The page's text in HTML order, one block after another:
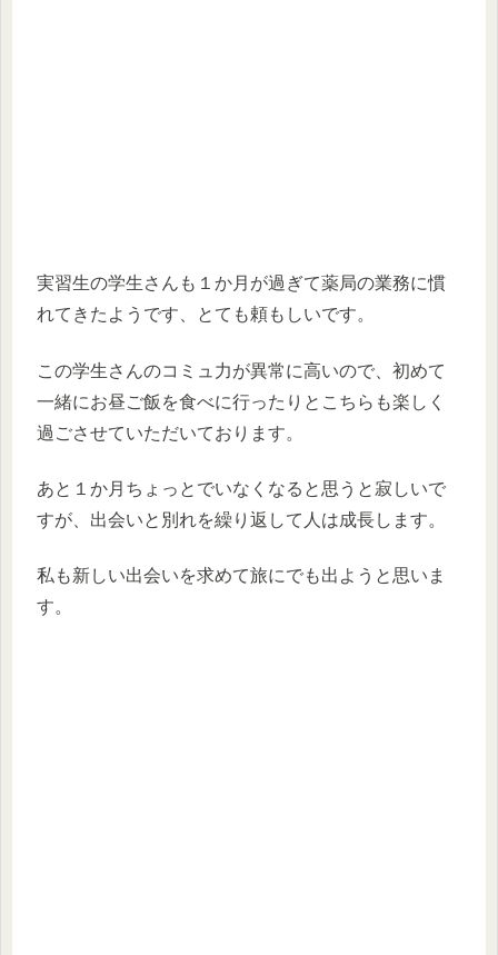
実習生の学生さんも１か月が過ぎて薬局の業務に慣
れてきたようです、とても頼もしいです。
この学生さんのコミュ力が異常に高いので、初めて
一緒にお昼ご飯を食べに行ったりとこちらも楽しく
過ごさせていただいております。
あと１か月ちょっとでいなくなると思うと寂しいで
すが、出会いと別れを繰り返して人は成長します。
私も新しい出会いを求めて旅にでも出ようと思いま
す。